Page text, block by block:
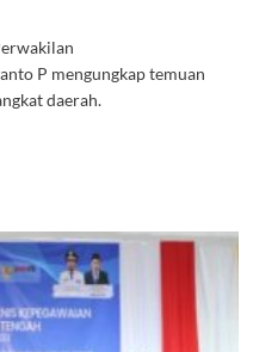
P mengungkap temuan
daerah.